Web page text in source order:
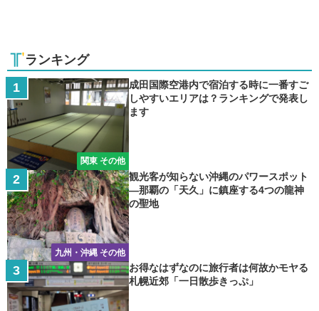
ランキング
関東 その他
成田国際空港内で宿泊する時に一番すご
しやすいエリアは？ランキングで発表し
ます
九州・沖縄 その他
観光客が知らない沖縄のパワースポット
―那覇の「天久」に鎮座する4つの龍神
の聖地
お得なはずなのに旅行者は何故かモヤる
札幌近郊「一日散歩きっぷ」